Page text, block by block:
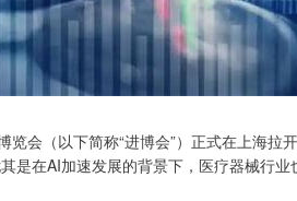
览会（以下简称“进博会”）正式在上海拉
是在AI加速发展的背景下，医疗器械行业